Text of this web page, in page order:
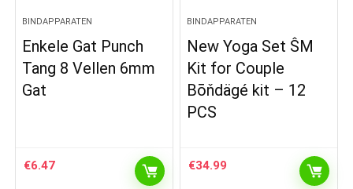
BINDAPPARATEN
Enkele Gat Punch
Tang 8 Vellen 6mm
Gat
€6.47
BINDAPPARATEN
New Yoga Set ŜM
Kit for Couple
Bōňdägé kit – 12
PCS
€34.99